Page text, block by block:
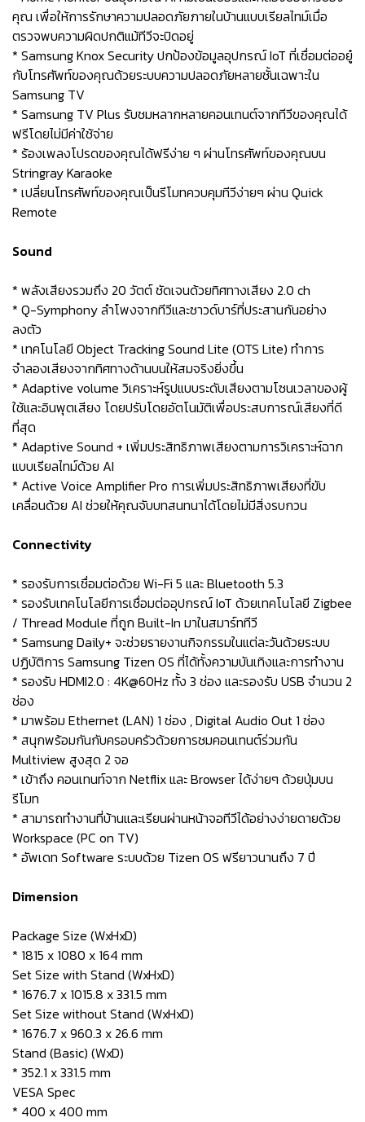
คุณ เพื่อให้การรักษาความปลอดภัยภายในบ้านแบบเรียลไทม์เมื่อ
ตรวจพบความผิดปกติแม้ทีวีจะปิดอยู่
* Samsung Knox Security ปกป้องข้อมูลอุปกรณ์ IoT ที่เชื่อมต่ออยู๋
กับโทรศัพท์ของคุณด้วยระบบความปลอดภัยหลายชั้นเฉพาะใน
Samsung TV
* Samsung TV Plus รับชมหลากหลายคอนเทนต์จากทีวีของคุณได้
ฟรีโดยไม่มีค่าใช้จ่าย
* ร้องเพลงโปรดของคุณได้ฟรีง่าย ๆ ผ่านโทรศัพท์ของคุณบน
Stringray Karaoke
* เปลี่ยนโทรศัพท์ของคุณเป็นรีโมทควบคุมทีวีง่ายๆ ผ่าน Quick
Remote
Sound
* พลังเสียงรวมถึง 20 วัตต์ ชัดเจนด้วยทิศทางเสียง 2.0 ch
* Q-Symphony ลำโพงจากทีวีและซาวด์บาร์ที่ประสานกันอย่าง
ลงตัว
* เทคโนโลยี Object Tracking Sound Lite (OTS Lite) ทำการ
จำลองเสียงจากทิศทางด้านบนให้สมจริงยิ่งขึ้น
* Adaptive volume วิเคราะห์รูปแบบระดับเสียงตามโซนเวลาของผู้
ใช้และอินพุตเสียง โดยปรับโดยอัตโนมัติเพื่อประสบการณ์เสียงที่ดี
ที่สุด
* Adaptive Sound + เพิ่มประสิทธิภาพเสียงตามการวิเคราะห์ฉาก
แบบเรียลไทม์ด้วย AI
* Active Voice Amplifier Pro การเพิ่มประสิทธิภาพเสียงที่ขับ
เคลื่อนด้วย AI ช่วยให้คุณจับบทสนทนาได้โดยไม่มีสิ่งรบกวน
Connectivity
* รองรับการเชื่อมต่อด้วย Wi-Fi 5 และ Bluetooth 5.3
* รองรับเทคโนโลยีการเชื่อมต่ออุปกรณ์ IoT ด้วยเทคโนโลยี Zigbee
/ Thread Module ที่ถูก Built-In มาในสมาร์ททีวี
* Samsung Daily+ จะช่วยรายงานกิจกรรมในแต่ละวันด้วยระบบ
ปฏิบัติการ Samsung Tizen OS ที่ได้ทั้งความบันเทิงและการทำงาน
* รองรับ HDMI2.0 : 4K@60Hz ทั้ง 3 ช่อง และรองรับ USB จำนวน 2
ช่อง
* มาพร้อม Ethernet (LAN) 1 ช่อง , Digital Audio Out 1 ช่อง
* สนุกพร้อมกันกับครอบครัวด้วยการชมคอนเทนต์ร่วมกัน
Multiview สูงสุด 2 จอ
* เข้าถึง คอนเทนท์จาก Netflix และ Browser ได้ง่ายๆ ด้วยปุ่มบน
รีโมท
* สามารถทำงานที่บ้านและเรียนผ่านหน้าจอทีวีได้อย่างง่ายดายด้วย
Workspace (PC on TV)
* อัพเดท Software ระบบด้วย Tizen OS ฟรียาวนานถึง 7 ปี
Dimension
Package Size (WxHxD)
* 1815 x 1080 x 164 mm
Set Size with Stand (WxHxD)
* 1676.7 x 1015.8 x 331.5 mm
Set Size without Stand (WxHxD)
* 1676.7 x 960.3 x 26.6 mm
Stand (Basic) (WxD)
* 352.1 x 331.5 mm
VESA Spec
* 400 x 400 mm